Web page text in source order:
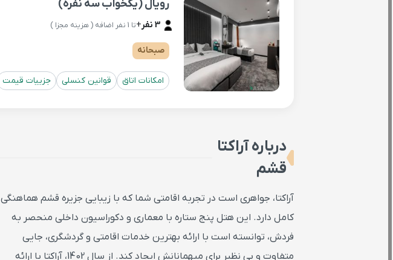
رویال (یکخواب سه نفره)
3 نفر +تا 1 نفر اضافه ( هزینه مجزا )
صبحانه
امکانات اتاق قوانین کنسلی جزییات قیمت
درباره آراکتا
قشم
آراکتا، جواهری است در تجربه اقامتی شما که با زیبایی جزیره قشم هماهنگی
کامل دارد. این هتل پنج ستاره با معماری و دکوراسیون داخلی منحصر به
فردش، توانسته است با ارائه بهترین خدمات اقامتی و گردشگری، جایی
متفاوت و بی نظیر برای میهمانانش ایجاد کند. از سال 1402، آراکتا با ارائه